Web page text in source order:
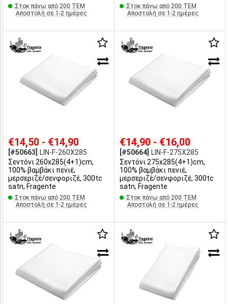
Στοκ πάνω από 200 ΤΕΜ
Αποστολή σε 1-2 ημέρες
Στοκ πάνω από 200 ΤΕΜ
Αποστολή σε 1-2 ημέρες
€14,50 - €14,90
[#50663]
LIN-F-260X285
Σεντόνι 260x285(4+1)cm,
100% βαμβάκι πενιέ,
μερσεριζέ/σενφοριζέ, 300tc
satn, Fragente
Στοκ πάνω από 200 ΤΕΜ
Αποστολή σε 1-2 ημέρες
€14,90 - €16,00
[#50664]
LIN-F-275X285
Σεντόνι 275x285(4+1)cm,
100% βαμβάκι πενιέ,
μερσεριζέ/σενφοριζέ, 300tc
satn, Fragente
Στοκ πάνω από 200 ΤΕΜ
Αποστολή σε 1-2 ημέρες